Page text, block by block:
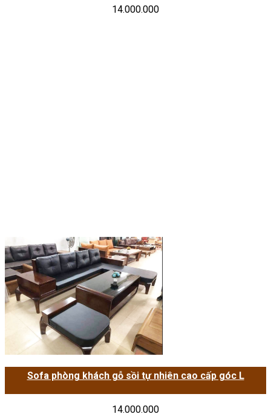
14.000.000
Sofa phòng khách gỗ sồi tự nhiên cao cấp góc L
14.000.000